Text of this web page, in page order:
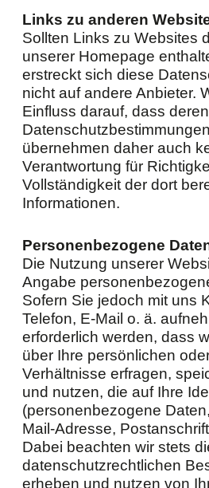
Links zu anderen
Sollten Links zu Websites
unserer Homepage
erstreckt sich diese
nicht auf andere Anbieter.
Einfluss darauf, dass
übernehmen daher auch
Verantwortung für
Vollständigkeit der dort
Informationen.
Personenbezogene
Die Nutzung unserer
Angabe
Sofern Sie jedoch mit uns
Telefon, E-Mail o. ä.
erforderlich werden, dass
über Ihre persönlichen
Verhältnisse erfragen,
und nutzen, die auf Ihre
(personenbezogene
Mail-Adresse,
Dabei beachten wir stets
datenschutzrechtlichen
erheben und nutzen von